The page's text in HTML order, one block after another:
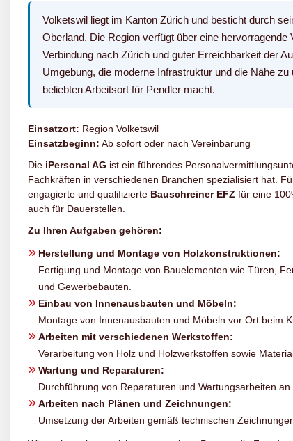
Volketswil liegt im Kanton Zürich und besticht durch
Oberland. Die Region verfügt über eine
Verbindung nach Zürich und guter Erreichbarkeit der
Umgebung, die moderne Infrastruktur und die Nähe
beliebten Arbeitsort für Pendler macht.
Einsatzort: Region Volketswil
Einsatzbeginn: Ab sofort oder nach Vereinbarung
Die iPersonal AG ist ein führendes
Fachkräften in verschiedenen Branchen spezialisiert hat.
engagierte und qualifizierte Bauschreiner EFZ für eine
auch für Dauerstellen.
Zu Ihren Aufgaben gehören:
Herstellung und Montage von Holzkonstruktionen:
Fertigung und Montage von Bauelementen wie Türen,
und Gewerbebauten.
Einbau von Innenausbauten und Möbeln:
Montage von Innenausbauten und Möbeln vor Ort beim
Arbeiten mit verschiedenen Werkstoffen:
Verarbeitung von Holz und Holzwerkstoffen sowie
Wartung und Reparaturen:
Durchführung von Reparaturen und Wartungsarbeiten
Arbeiten nach Plänen und Zeichnungen:
Umsetzung der Arbeiten gemäß technischen